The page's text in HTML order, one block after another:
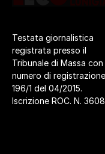
Testata giornalistica
registrata presso il
Tribunale di Massa con
numero di registrazione
196/1 del 04/2015.
Iscrizione ROC. N.